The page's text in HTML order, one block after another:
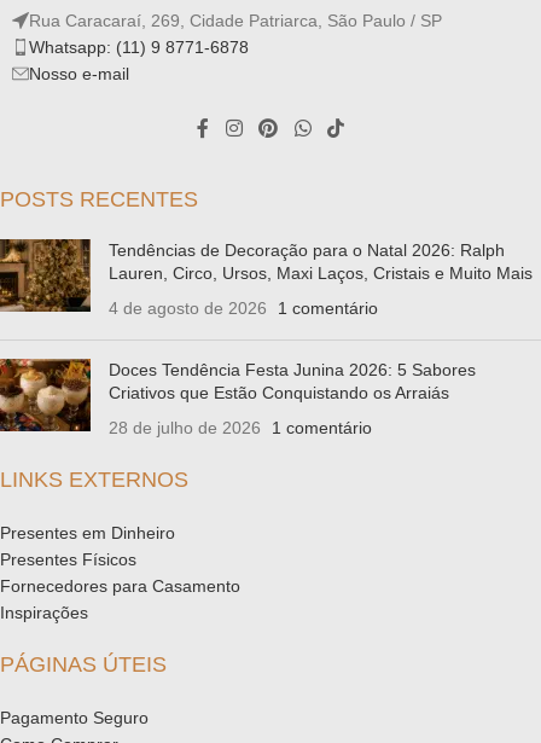
Rua Caracaraí, 269, Cidade Patriarca, São Paulo / SP
Whatsapp: (11) 9 8771-6878
Nosso e-mail
POSTS RECENTES
Tendências de Decoração para o Natal 2026: Ralph
Lauren, Circo, Ursos, Maxi Laços, Cristais e Muito Mais
4 de agosto de 2026
1 comentário
Doces Tendência Festa Junina 2026: 5 Sabores
Criativos que Estão Conquistando os Arraiás
28 de julho de 2026
1 comentário
LINKS EXTERNOS
Presentes em Dinheiro
Presentes Físicos
Fornecedores para Casamento
Inspirações
PÁGINAS ÚTEIS
Pagamento Seguro